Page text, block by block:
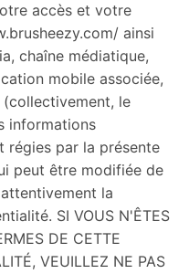
accès et votre
ainsi
chaîne médiatique,
mobile associée,
le
informations
régies par la présente
peut être modifiée de
la
SI VOUS N'ÊTES
DE CETTE
VEUILLEZ NE PAS